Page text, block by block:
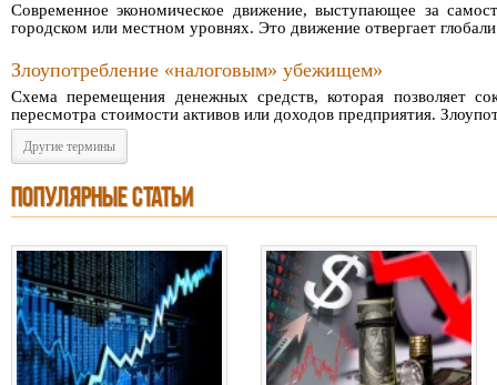
Современное экономическое движение, выступающее за
городском или местном уровнях. Это движение отвергает
Злоупотребление «налоговым» убежищем»
Схема перемещения денежных средств, которая позволяет
пересмотра стоимости активов или доходов предприятия.
Другие термины
ПОПУЛЯРНЫЕ СТАТЬИ